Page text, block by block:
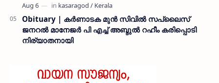
Obituary | കർണാടക മുൻ സിവില്‍ സപ്ലൈസ്
ജനറൽ മാനേജർ പി എച്ച് അബ്ദുൽ റഹീം കരിപ്പൊടി
നിര്യാതനായി